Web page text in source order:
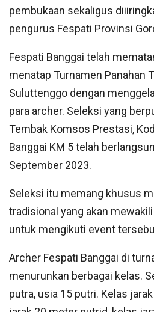
pembukaan sekaligus
pengurus Fespati Provinsi
Fespati Banggai telah
menatap Turnamen Panahan
Suluttenggo dengan
para archer. Seleksi yang
Tembak Komsos Prestasi,
Banggai KM 5 telah
September 2023.
Seleksi itu memang khusus
tradisional yang akan
untuk mengikuti event
Archer Fespati Banggai di
menurunkan berbagai kelas.
putra, usia 15 putri. Kelas